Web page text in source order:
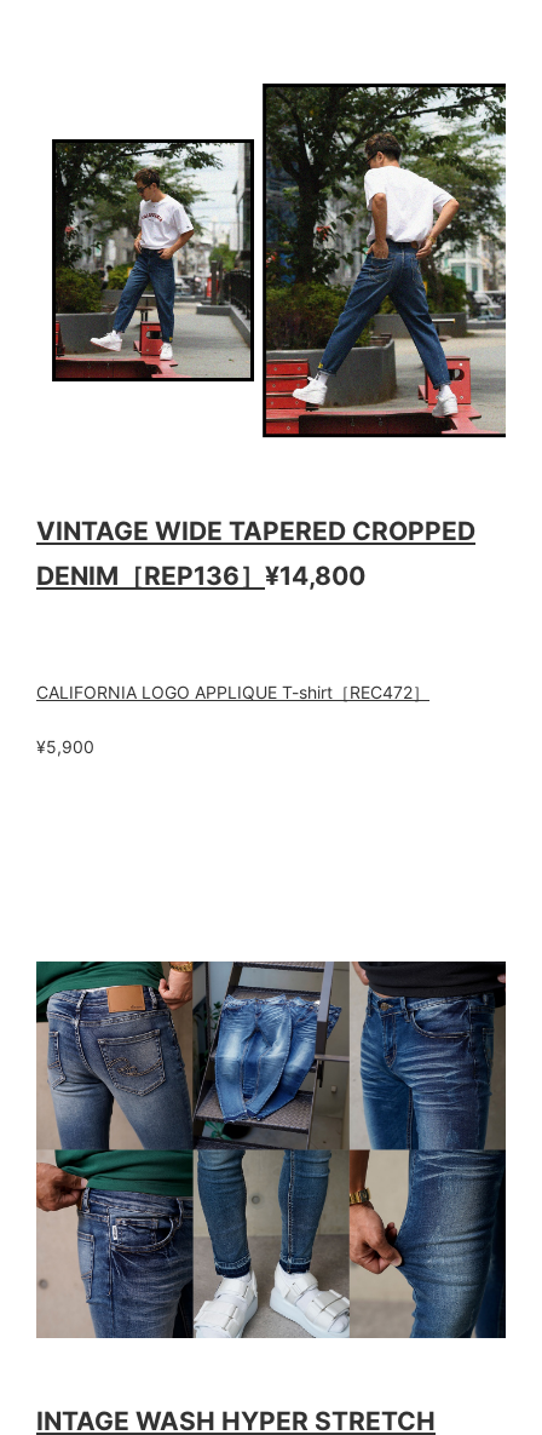
VINTAGE WIDE TAPERED CROPPED
DENIM［REP136］ ¥14,800
CALIFORNIA LOGO APPLIQUE T-shirt［REC472］
¥5,900
INTAGE WASH HYPER STRETCH